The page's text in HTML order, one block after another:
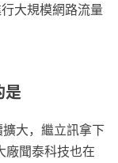
大規模網路流量
是
大，繼立訊拿下
廠聞泰科技也在